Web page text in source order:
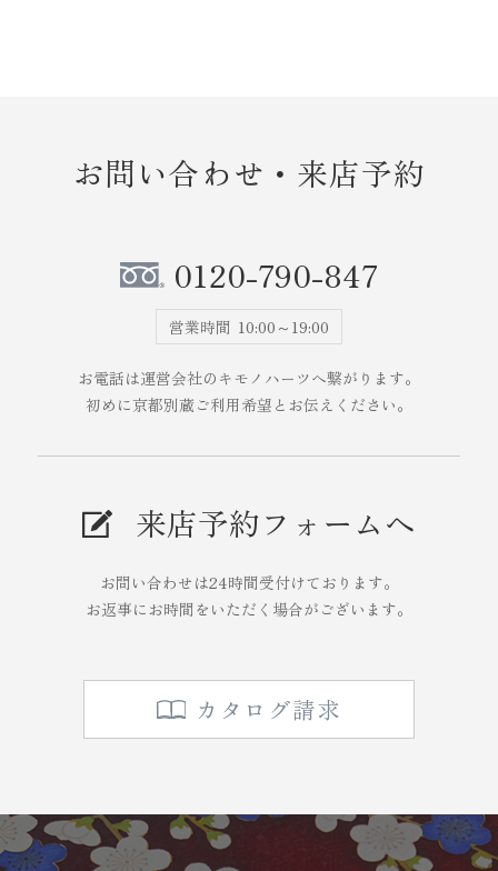
お問い合わせ・来店予約
0120-790-847
営業時間 10:00～19:00
お電話は運営会社のキモノハーツへ繋がります。
初めに京都別蔵ご利用希望とお伝えください。
来店予約フォームへ
お問い合わせは24時間受付けております。
お返事にお時間をいただく場合がございます。
カタログ請求